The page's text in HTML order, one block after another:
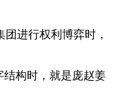
进行权利博弈时，
结构时，就是庞赵姜